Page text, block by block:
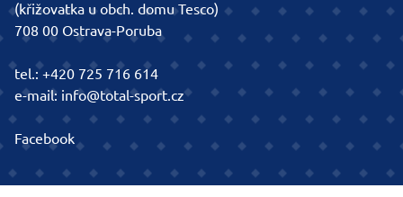
(křižovatka u obch. domu Tesco)
708 00 Ostrava-Poruba
tel.:+420 725 716 614
e-mail: info@total-sport.cz
Facebook